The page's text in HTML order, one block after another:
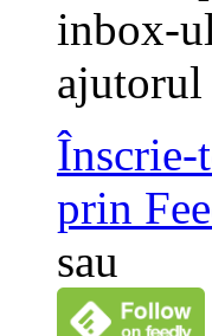
inbox-
ajutorul
Înscrie-
prin
sau